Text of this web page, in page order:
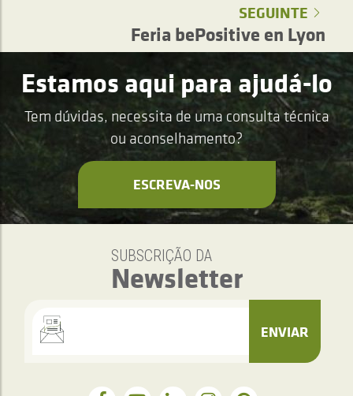
Feria bePositive en Lyon
SEGUINTE
Estamos aqui para ajudá-lo
Tem dúvidas, necessita de uma consulta técnica
ou aconselhamento?
ESCREVA-NOS
SUBSCRIÇÃO DA
Newsletter
ENVIAR